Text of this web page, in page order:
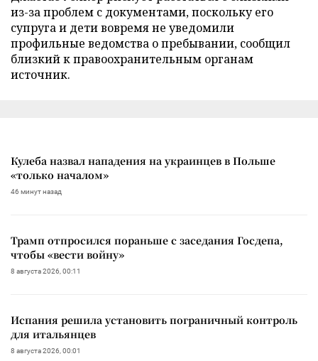
из-за проблем с документами, поскольку его
супруга и дети вовремя не уведомили
профильные ведомства о пребывании, сообщил
близкий к правоохранительным органам
источник.
Кулеба назвал нападения на украинцев в Польше
«только началом»
46 минут назад
Трамп отпросился пораньше с заседания Госдепа,
чтобы «вести войну»
8 августа 2026, 00:11
Испания решила установить пограничный контроль
для итальянцев
8 августа 2026, 00:01